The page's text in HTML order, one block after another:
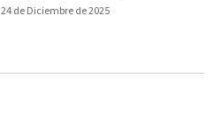
24 de Diciembre de 2025